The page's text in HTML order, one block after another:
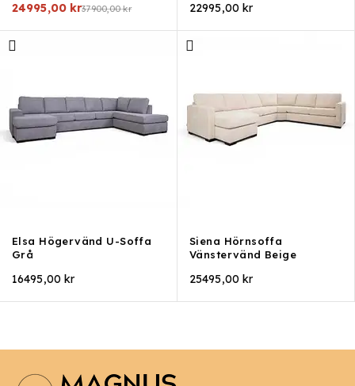
37900,00kr
24995,00 kr 22995,00kr
Elsa Högervänd U-Soffa
Grå
16495,00kr
Siena Hörnsoffa
Vänstervänd Beige
25495,00kr